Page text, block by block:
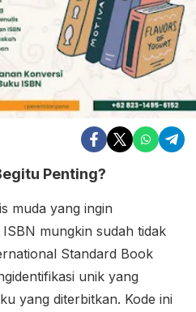
Penting?
muda yang ingin
mungkin sudah tidak
Standard Book
unik yang
yang diterbitkan. Kode ini